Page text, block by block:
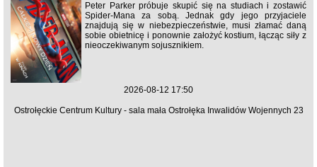
Peter Parker próbuje skupić się na studiach i zostawić
Spider-Mana za sobą. Jednak gdy jego przyjaciele
znajdują się w niebezpieczeństwie, musi złamać daną
sobie obietnicę i ponownie założyć kostium, łącząc siły z
nieoczekiwanym sojusznikiem.
2026-08-12 17:50
Ostrołęckie Centrum Kultury - sala mała Ostrołęka Inwalidów Wojennych 23